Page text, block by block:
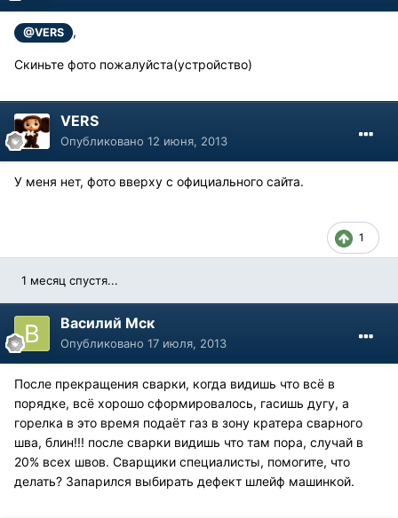
@VERS ,
Скиньте фото пожалуйста(устройство)
VERS
Опубликовано 12 июня, 2013
У меня нет, фото вверху с официального сайта.
1
1 месяц спустя...
Василий Мск
Опубликовано 17 июля, 2013
После прекращения сварки, когда видишь что всё в
порядке, всё хорошо сформировалось, гасишь дугу, а
горелка в это время подаёт газ в зону кратера сварного
шва, блин!!! после сварки видишь что там пора, случай в
20% всех швов. Сварщики специалисты, помогите, что
делать? Запарился выбирать дефект шлейф машинкой.